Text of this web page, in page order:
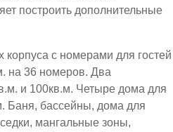
построить дополнительные
с номерами для гостей
на 36 номеров. Два
и 100кв.м. Четыре дома для
Баня, бассейны, дома для
мангальные зоны,